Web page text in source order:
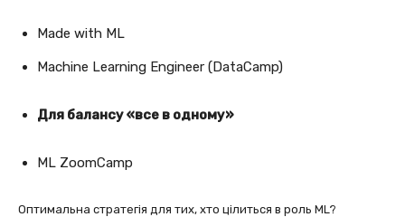
Made with ML
Machine Learning Engineer (DataCamp)
Для балансу «все в одному»
ML ZoomCamp
Оптимальна стратегія для тих, хто цілиться в роль ML?